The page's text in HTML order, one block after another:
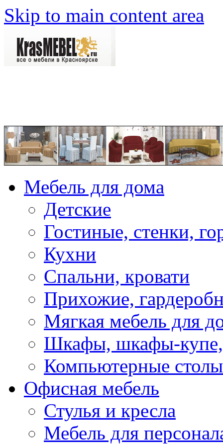
Skip to main content area
Мебель для дома
Детские
Гостиные, стенки,
Кухни
Спальни, кровати
Прихожие,
Мягкая мебель для
Шкафы, шкафы-купе,
Компьютерные столы
Офисная мебель
Стулья и кресла
Мебель для